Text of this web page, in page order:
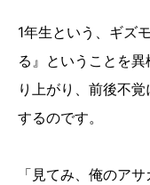
1年生という、ギズ
る』ということを
り上がり、前後不
するのです。
「見てみ、俺のア